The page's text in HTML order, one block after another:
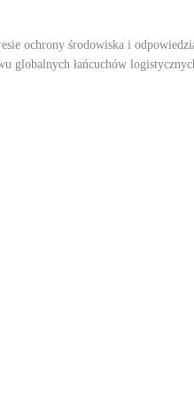
ochrony środowiska i
globalnych łańcuchów